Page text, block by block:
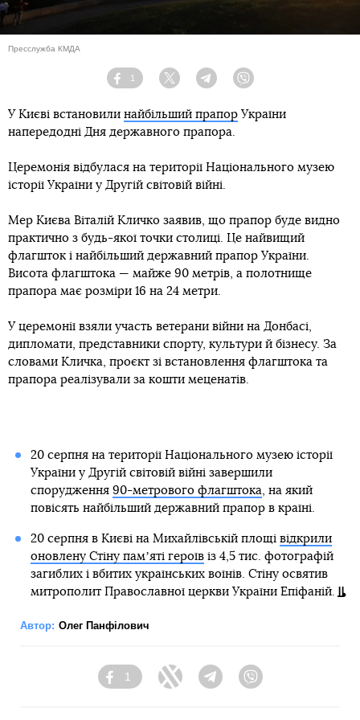
Пресслужба КМДА
Facebook
1
Twitter TelegramViber
У Києві встановили найбільший прапор України
напередодні Дня державного прапора.
Церемонія відбулася на території Національного музею
історії України у Другій світовій війні.
Мер Києва Віталій Кличко заявив, що прапор буде видно
практично з будь-якої точки столиці. Це найвищий
флагшток і найбільший державний прапор України.
Висота флагштока — майже 90 метрів, а полотнище
прапора має розміри 16 на 24 метри.
У церемонії взяли участь ветерани війни на Донбасі,
дипломати, представники спорту, культури й бізнесу. За
словами Кличка, проєкт зі встановлення флагштока та
прапора реалізували за кошти меценатів.
20 серпня на території Національного музею історії
України у Другій світовій війні завершили
спорудження 90-метрового флагштока, на який
повісять найбільший державний прапор в країні.
20 серпня в Києві на Михайлівській площі відкрили
оновлену Стіну памʼяті героївіз 4,5 тис. фотографій
загиблих і вбитих українських воїнів. Стіну освятив
митрополит Православної церкви України Епіфаній.
Автор: Олег Панфілович
Facebook
1
Twitter Telegram